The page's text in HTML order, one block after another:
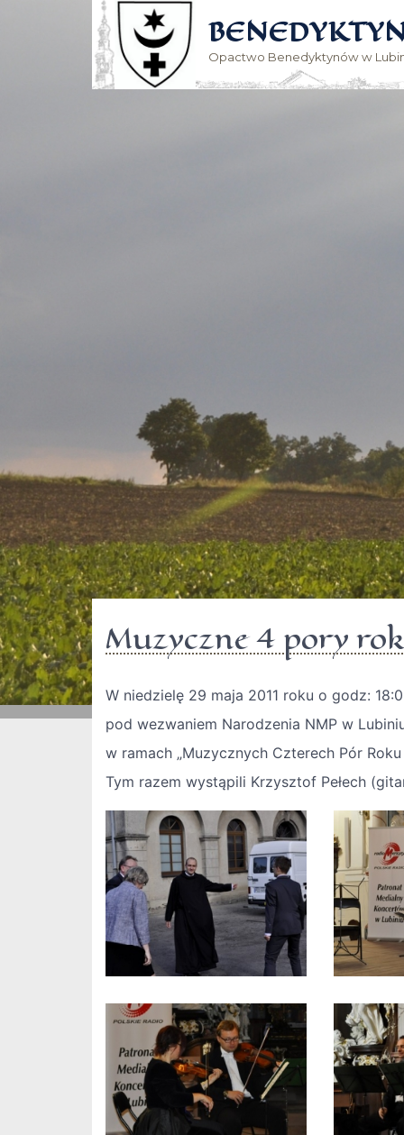
Opactwo Benedyktynów w
Muzyczne 4 pory
W niedzielę 29 maja 2011 roku o godz:
pod wezwaniem Narodzenia NMP w
w ramach „Muzycznych Czterech Pór
Tym razem wystąpili Krzysztof Pełech